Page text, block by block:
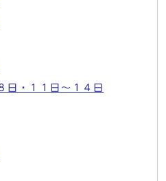
日・１１日～１４日